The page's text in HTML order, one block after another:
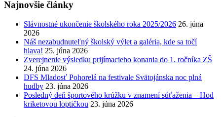
Najnovšie články
Slávnostné ukončenie školského roka 2025/2026 26. júna
2026
Náš nezabudnuteľný školský výlet a galéria, kde sa točí
hlava! 25. júna 2026
Zverejnenie výsledku prijímacieho konania do 1. ročníka ZŠ
24. júna 2026
DFS Mladosť Pohorelá na festivale Svätojánska noc plná
hudby 23. júna 2026
Posledný deň športového krúžku v znamení súťaženia – Hod
kriketovou loptičkou 23. júna 2026